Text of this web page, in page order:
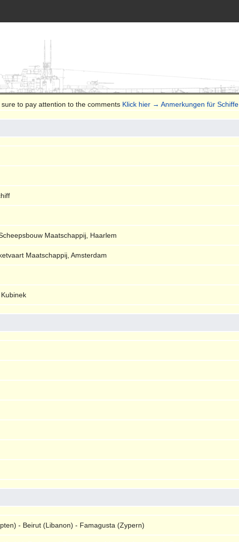
to pay attention to the comments Klick hier → Anmerkungen für Schiffe
Maatschappij, Haarlem
Maatschappij, Amsterdam
- Beirut (Libanon) - Famagusta (Zypern)